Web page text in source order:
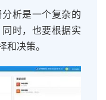
析是一个复杂的
时，也要根据实
决策。